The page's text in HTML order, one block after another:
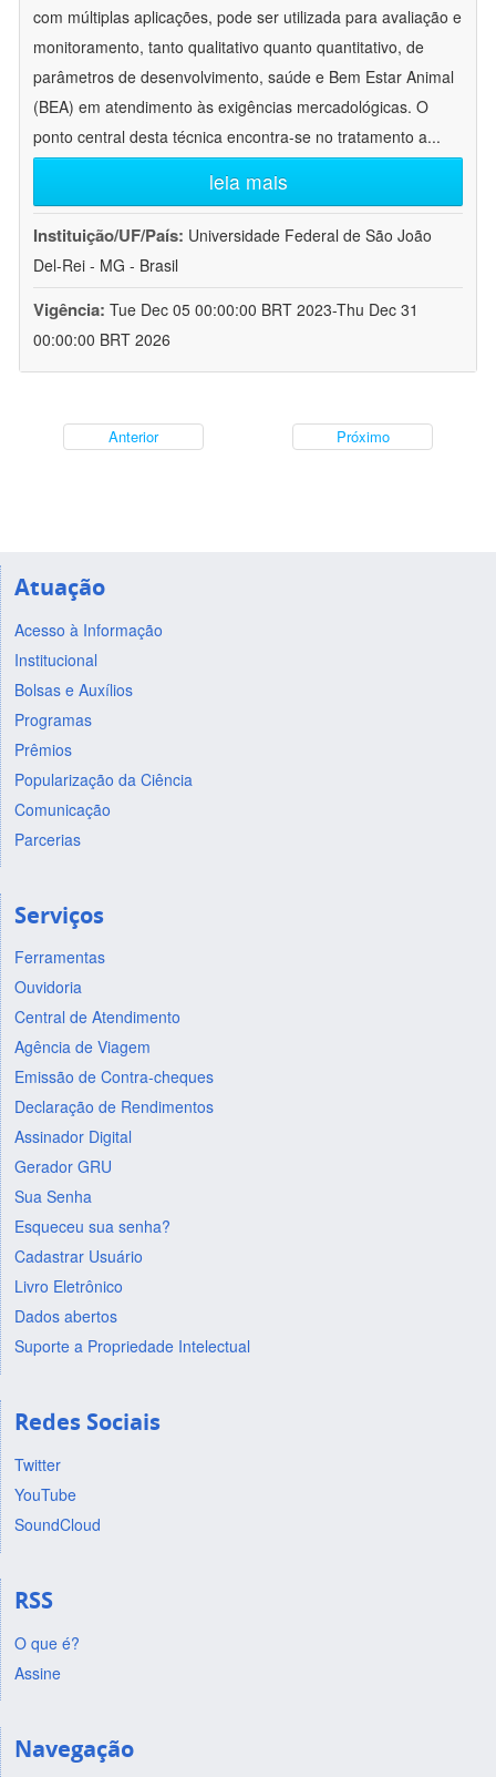
com múltiplas aplicações, pode ser utilizada para avaliação e
monitoramento, tanto qualitativo quanto quantitativo, de
parâmetros de desenvolvimento, saúde e Bem Estar Animal
(BEA) em atendimento às exigências mercadológicas. O
ponto central desta técnica encontra-se no tratamento a...
leia mais
Instituição/UF/País: Universidade Federal de São João
Del-Rei - MG - Brasil
Vigência: Tue Dec 05 00:00:00 BRT 2023-Thu Dec 31
00:00:00 BRT 2026
Anterior Próximo
Atuação
Acesso à Informação
Institucional
Bolsas e Auxílios
Programas
Prêmios
Popularização da Ciência
Comunicação
Parcerias
Serviços
Ferramentas
Ouvidoria
Central de Atendimento
Agência de Viagem
Emissão de Contra-cheques
Declaração de Rendimentos
Assinador Digital
Gerador GRU
Sua Senha
Esqueceu sua senha?
Cadastrar Usuário
Livro Eletrônico
Dados abertos
Suporte a Propriedade Intelectual
Redes Sociais
Twitter
YouTube
SoundCloud
RSS
O que é?
Assine
Navegação